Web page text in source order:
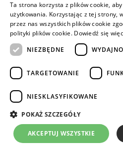
Wapnowanie gleby to istotny
który ma na celu poprawę jej
poprzez podniesienie odczynu
od wyjściowego poziomu
są różne dawki wapna, co
i trwałość efektu wapnowania.
Ta strona korzysta z plików cookie,
użytkowania. Korzystając z tej strony,
przez nas wszystkich plików cookie
polityki plików cookie. Dowiedź się
NIEZBĘDNE
TARGETOWANIE
NIESKLASYFIKOWANE
POKAŻ SZCZEGÓŁY
AKCEPTUJ WSZYSTKIE